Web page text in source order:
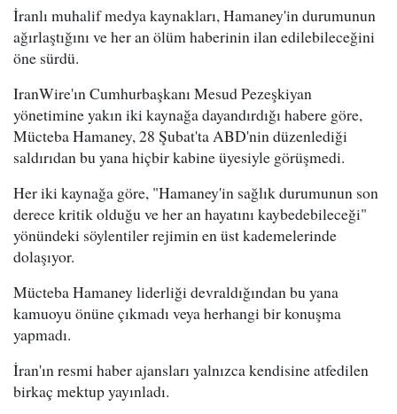
İranlı muhalif medya kaynakları, Hamaney'in durumunun
ağırlaştığını ve her an ölüm haberinin ilan edilebileceğini
öne sürdü.
IranWire'ın Cumhurbaşkanı Mesud Pezeşkiyan
yönetimine yakın iki kaynağa dayandırdığı habere göre,
Mücteba Hamaney, 28 Şubat'ta ABD'nin düzenlediği
saldırıdan bu yana hiçbir kabine üyesiyle görüşmedi.
Her iki kaynağa göre, "Hamaney'in sağlık durumunun son
derece kritik olduğu ve her an hayatını kaybedebileceği"
yönündeki söylentiler rejimin en üst kademelerinde
dolaşıyor.
Mücteba Hamaney liderliği devraldığından bu yana
kamuoyu önüne çıkmadı veya herhangi bir konuşma
yapmadı.
İran'ın resmi haber ajansları yalnızca kendisine atfedilen
birkaç mektup yayınladı.